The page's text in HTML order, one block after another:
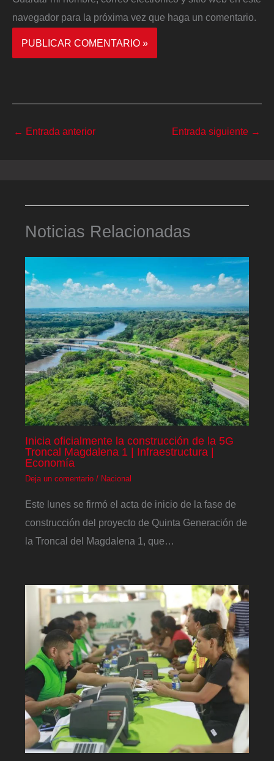
navegador para la próxima vez que haga un comentario.
← Entrada anterior Entrada siguiente →
Noticias Relacionadas
Inicia oficialmente la construcción de la 5G
Troncal Magdalena 1 | Infraestructura |
Economía
Deja un comentario / Nacional
Este lunes se firmó el acta de inicio de la fase de
construcción del proyecto de Quinta Generación de
la Troncal del Magdalena 1, que…